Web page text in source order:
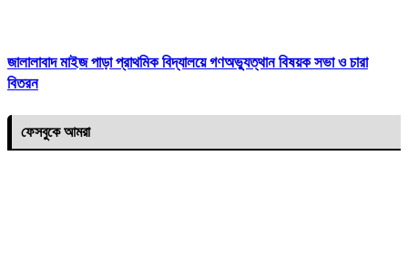
জালালাবাদ মাইজ পাড়া প্রাথমিক বিদ্যালয়ে গণঅভ্যুত্থান বিষয়ক সভা ও চারা
বিতরন
ফেসবুকে আমরা